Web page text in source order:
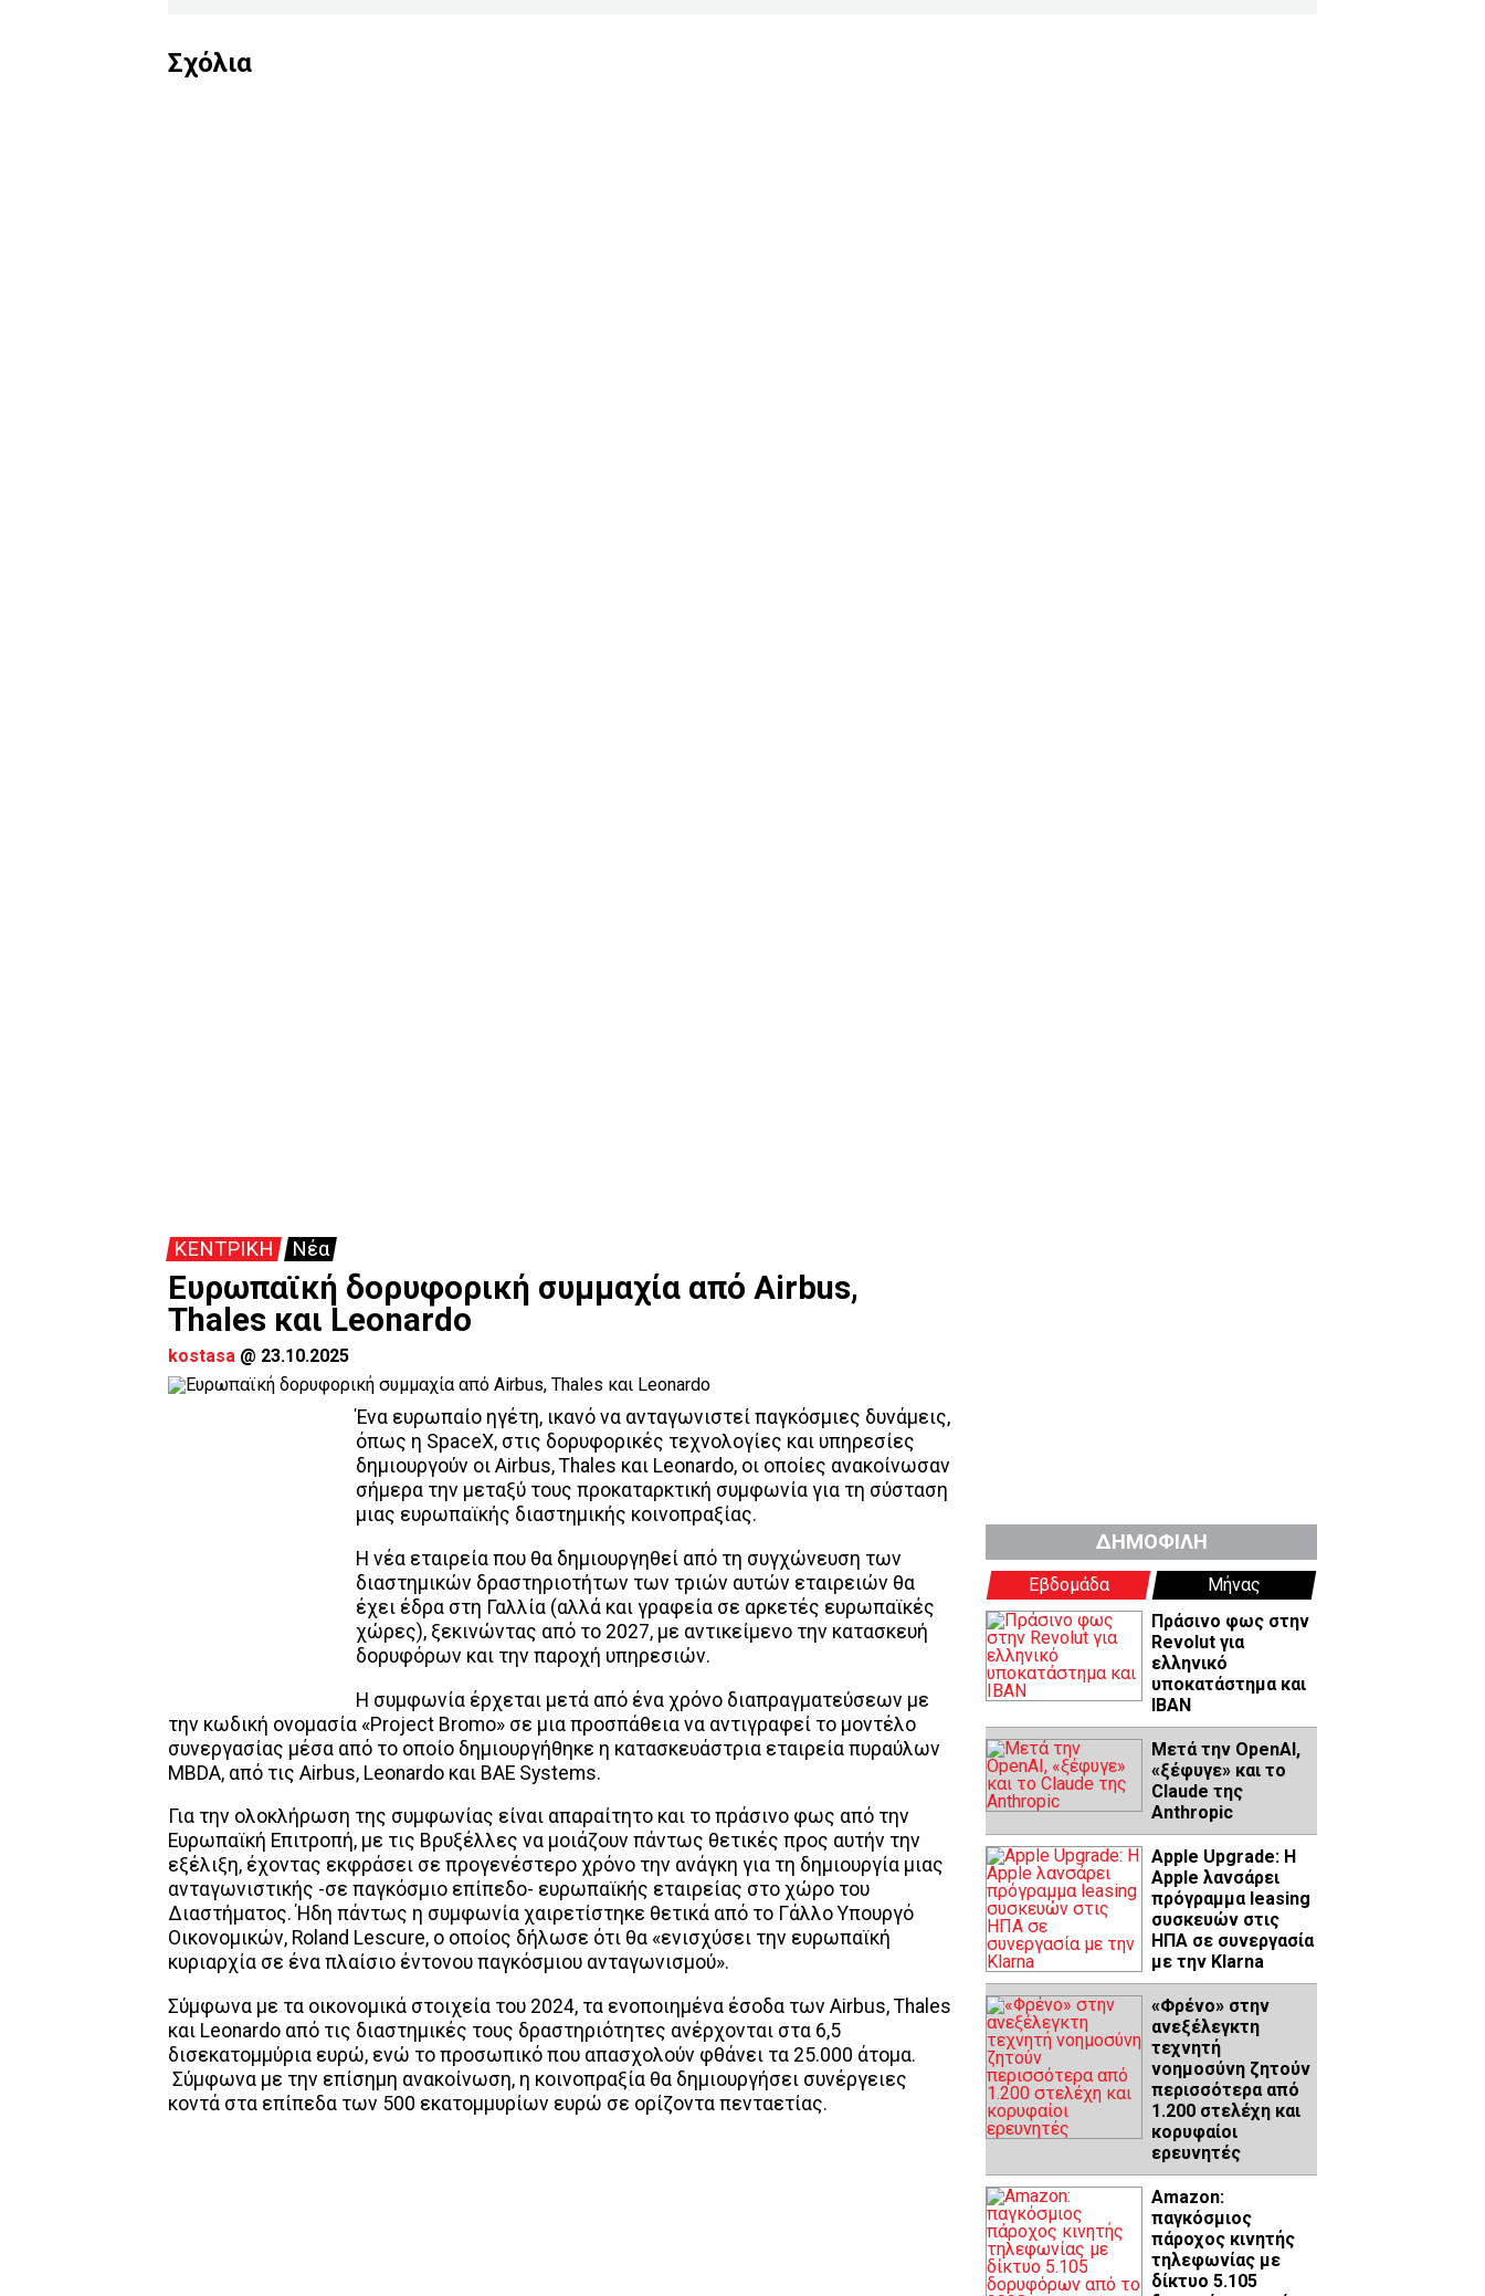
Σχόλια
ΚΕΝΤΡΙΚΗ Νέα
Ευρωπαϊκή δορυφορική συμμαχία από Airbus,
Thales και Leonardo
kostasa @ 23.10.2025
Ένα ευρωπαίο ηγέτη, ικανό να ανταγωνιστεί παγκόσμιες δυνάμεις,
όπως η SpaceX, στις δορυφορικές τεχνολογίες και υπηρεσίες
δημιουργούν οι Airbus, Thales και Leonardo, οι οποίες ανακοίνωσαν
σήμερα την μεταξύ τους προκαταρκτική συμφωνία για τη σύσταση
μιας ευρωπαϊκής διαστημικής κοινοπραξίας.
Η νέα εταιρεία που θα δημιουργηθεί από τη συγχώνευση των
διαστημικών δραστηριοτήτων των τριών αυτών εταιρειών θα
έχει έδρα στη Γαλλία (αλλά και γραφεία σε αρκετές ευρωπαϊκές
χώρες), ξεκινώντας από το 2027, με αντικείμενο την κατασκευή
δορυφόρων και την παροχή υπηρεσιών.
Η συμφωνία έρχεται μετά από ένα χρόνο διαπραγματεύσεων με
την κωδική ονομασία «Project Bromo» σε μια προσπάθεια να αντιγραφεί το μοντέλο
συνεργασίας μέσα από το οποίο δημιουργήθηκε η κατασκευάστρια εταιρεία πυραύλων
MBDA, από τις Airbus, Leonardo και BAE Systems.
Για την ολοκλήρωση της συμφωνίας είναι απαραίτητο και το πράσινο φως από την
Ευρωπαϊκή Επιτροπή, με τις Βρυξέλλες να μοιάζουν πάντως θετικές προς αυτήν την
εξέλιξη, έχοντας εκφράσει σε προγενέστερο χρόνο την ανάγκη για τη δημιουργία μιας
ανταγωνιστικής -σε παγκόσμιο επίπεδο- ευρωπαϊκής εταιρείας στο χώρο του
Διαστήματος. Ήδη πάντως η συμφωνία χαιρετίστηκε θετικά από το Γάλλο Υπουργό
Οικονομικών, Roland Lescure, ο οποίος δήλωσε ότι θα «ενισχύσει την ευρωπαϊκή
κυριαρχία σε ένα πλαίσιο έντονου παγκόσμιου ανταγωνισμού».
Σύμφωνα με τα οικονομικά στοιχεία του 2024, τα ενοποιημένα έσοδα των Airbus, Thales
και Leonardo από τις διαστημικές τους δραστηριότητες ανέρχονται στα 6,5
δισεκατομμύρια ευρώ, ενώ το προσωπικό που απασχολούν φθάνει τα 25.000 άτομα.
Σύμφωνα με την επίσημη ανακοίνωση, η κοινοπραξία θα δημιουργήσει συνέργειες
κοντά στα επίπεδα των 500 εκατομμυρίων ευρώ σε ορίζοντα πενταετίας.
ΔΗΜΟΦΙΛΗ
Εβδομάδα
Μήνας
Πράσινο φως στην
Revolut για
ελληνικό
υποκατάστημα και
IBAN
Μετά την OpenAI,
«ξέφυγε» και το
Claude της
Anthropic
Apple Upgrade: Η
Apple λανσάρει
πρόγραμμα leasing
συσκευών στις
ΗΠΑ σε συνεργασία
με την Klarna
«Φρένο» στην
ανεξέλεγκτη
τεχνητή
νοημοσύνη ζητούν
περισσότερα από
1.200 στελέχη και
κορυφαίοι
ερευνητές
Amazon:
παγκόσμιος
πάροχος κινητής
τηλεφωνίας με
δίκτυο 5.105